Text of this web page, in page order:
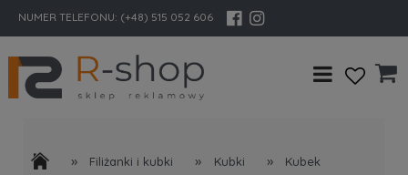
NUMER TELEFONU: (+48) 515 052 606
» Filiżanki i kubki » Kubki »
Kubek